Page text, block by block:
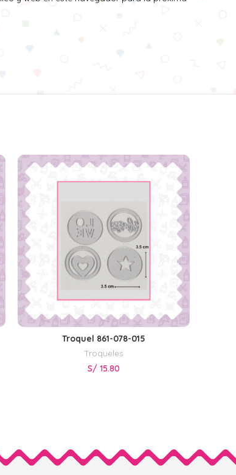
AÑADIR AL CARRITO
Troquel 861-078-015
Troqueles
S/ 15.80